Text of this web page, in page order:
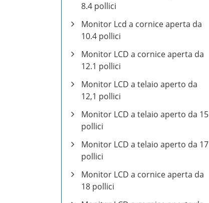
8.4 pollici
Monitor Lcd a cornice aperta da
10.4 pollici
Monitor LCD a cornice aperta da
12.1 pollici
Monitor LCD a telaio aperto da
12,1 pollici
Monitor LCD a telaio aperto da 15
pollici
Monitor LCD a telaio aperto da 17
pollici
Monitor LCD a cornice aperta da
18 pollici